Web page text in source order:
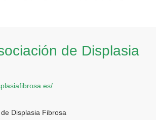
de Displasia
Displasia Fibrosa